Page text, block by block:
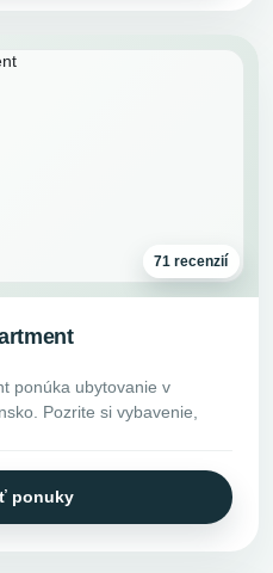
71 recenzií
ponúka ubytovanie v
Pozrite si vybavenie,
ponuky